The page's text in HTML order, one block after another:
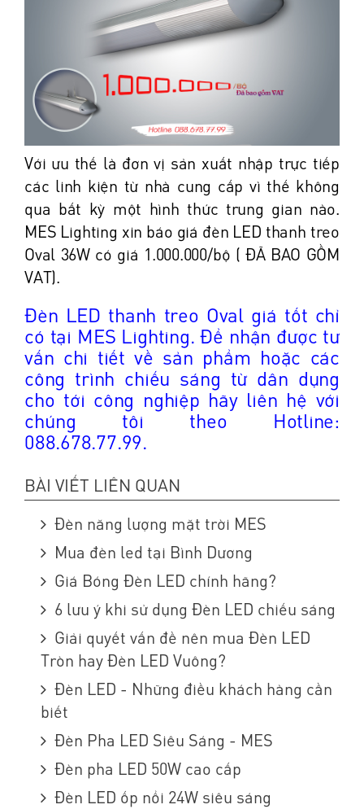
Với ưu thế là đơn vị sản xuất nhập trực tiếp
các linh kiện từ nhà cung cấp vì thế không
qua bất kỳ một hình thức trung gian nào.
MES Lighting xin báo giá đèn LED thanh treo
Oval 36W có giá 1.000.000/bộ ( ĐÃ BAO GỒM
VAT).
Đèn LED thanh treo Oval giá tốt chỉ
có tại MES Lighting. Để nhận được tư
vấn chi tiết về sản phẩm hoặc các
công trình chiếu sáng từ dân dụng
cho tới công nghiệp hãy liên hệ với
chúng tôi theo Hotline:
088.678.77.99.
BÀI VIẾT LIÊN QUAN
Đèn năng lượng mặt trời MES
Mua đèn led tại Bình Dương
Giá Bóng Đèn LED chính hãng?
6 lưu ý khi sử dụng Đèn LED chiếu sáng
Giải quyết vấn đề nên mua Đèn LED
Tròn hay Đèn LED Vuông?
Đèn LED - Những điều khách hàng cần
biết
Đèn Pha LED Siêu Sáng - MES
Đèn pha LED 50W cao cấp
Đèn LED ốp nổi 24W siêu sáng